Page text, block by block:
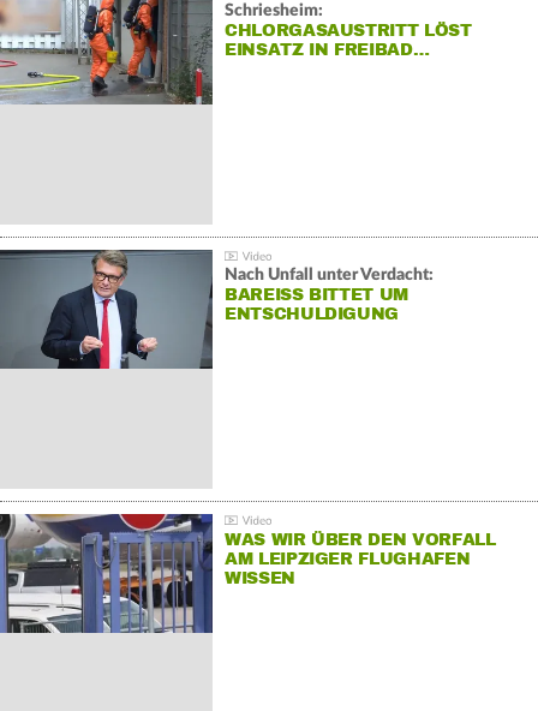
Schriesheim:
CHLORGASAUSTRITT LÖST
EINSATZ IN FREIBAD…
Nach Unfall unter Verdacht:
BAREISS BITTET UM E
NTSCHULDIGUNG
WAS WIR ÜBER DEN VORFALL
AM LEIPZIGER FLUGHAFEN
WISSEN